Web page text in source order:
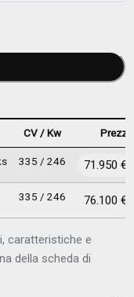
CV / Kw Prezzo
335 / 246 71.950 €
335 / 246 76.100 €
caratteristiche e
della scheda di